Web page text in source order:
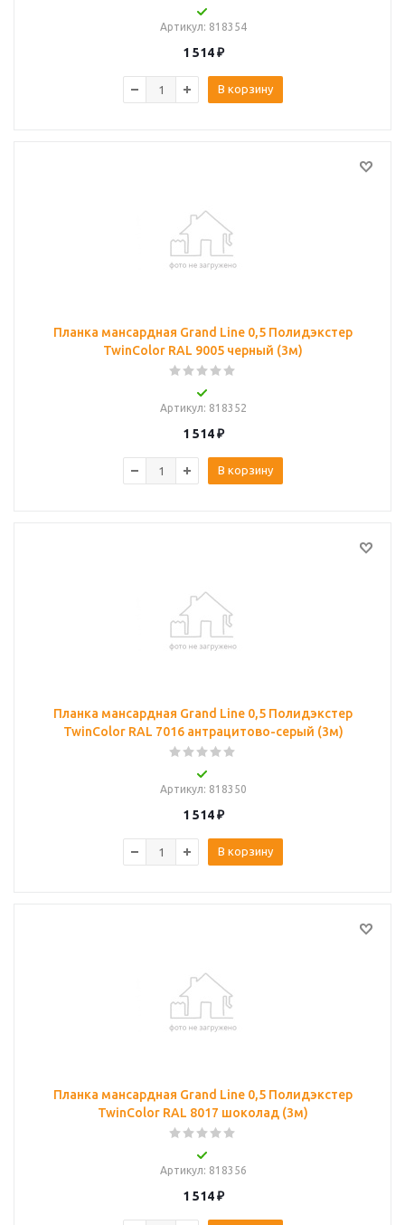
Артикул: 818354
1 514₽
В корзину
Планка мансардная Grand Line 0,5 Полидэкстер
TwinColor RAL 9005 черный (3м)
Артикул: 818352
1 514₽
В корзину
Планка мансардная Grand Line 0,5 Полидэкстер
TwinColor RAL 7016 антрацитово-серый (3м)
Артикул: 818350
1 514₽
В корзину
Планка мансардная Grand Line 0,5 Полидэкстер
TwinColor RAL 8017 шоколад (3м)
Артикул: 818356
1 514₽